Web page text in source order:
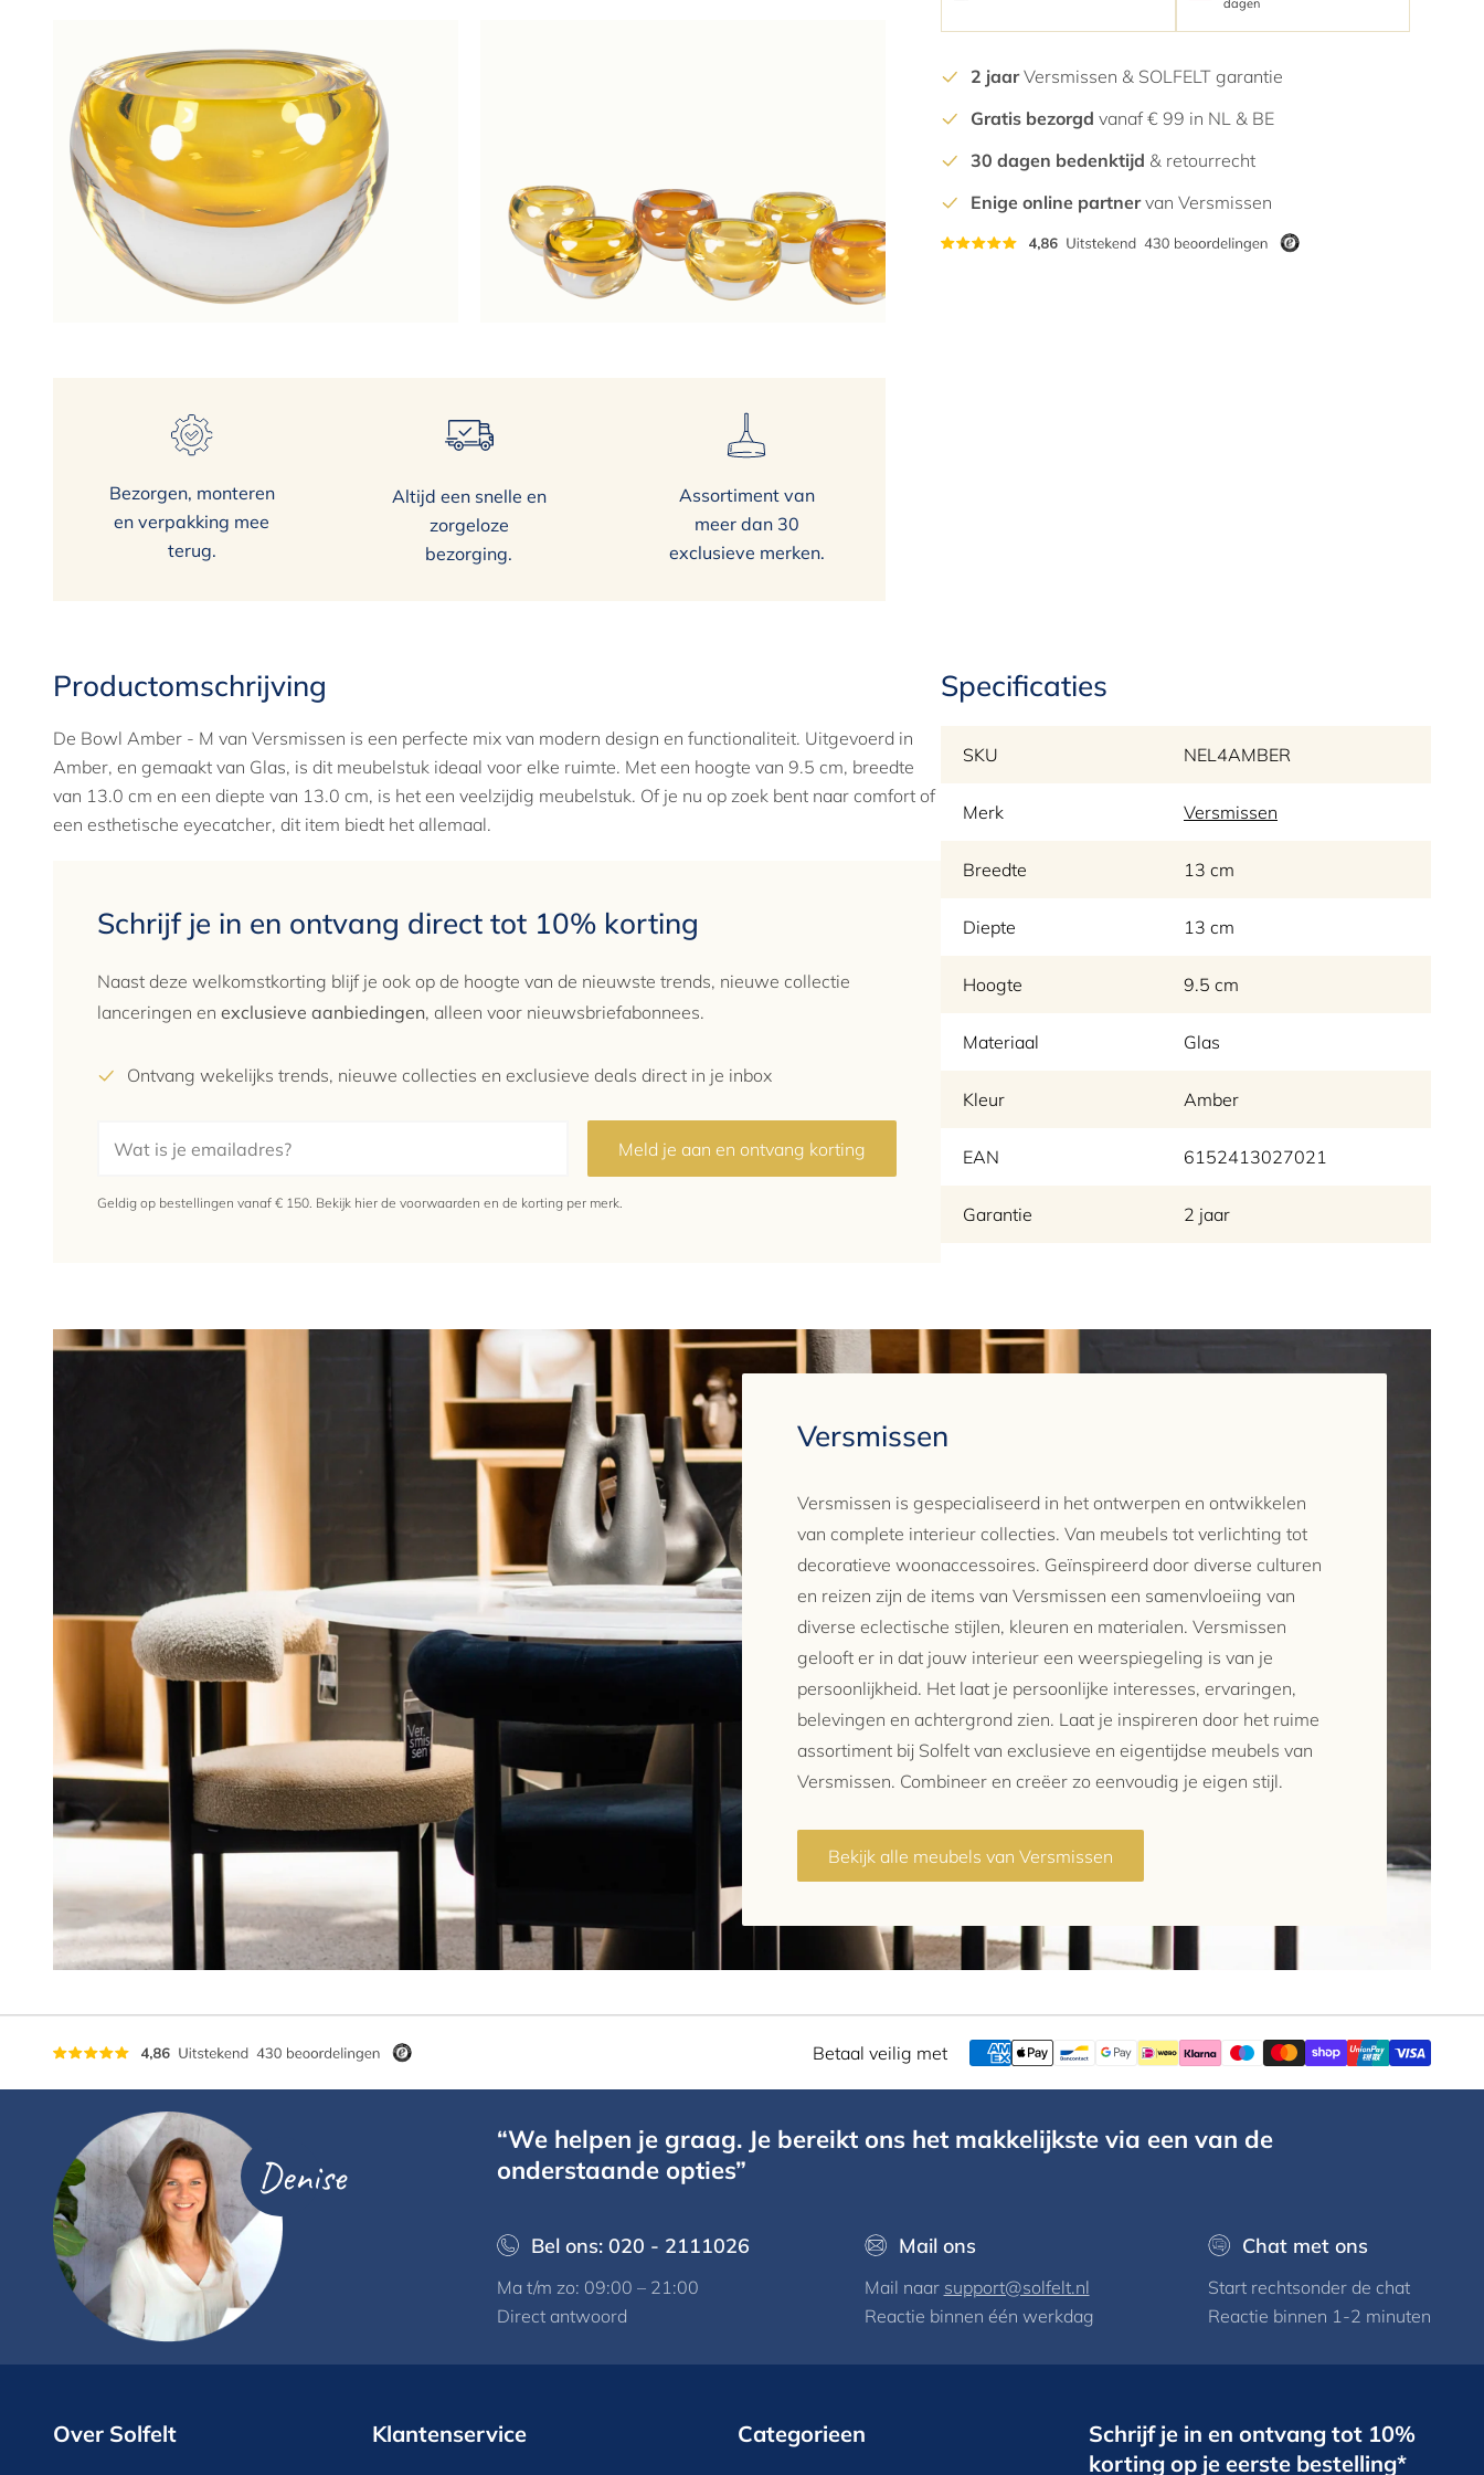
dagen
2 jaarVersmissen & SOLFELT garantie
Gratis bezorgd vanaf € 99 in NL & BE
30 dagen bedenktijd & retourrecht
Enige online partnervan Versmissen
Bezorgen, monteren
en verpakking mee
terug.
Altijd een snelle en
zorgeloze
bezorging.
Assortiment van
meer dan 30
exclusieve merken.
Productomschrijving
De Bowl Amber - M van Versmissen is een perfecte mix van modern design en functionaliteit. Uitgevoerd in
Amber, en gemaakt van Glas, is dit meubelstuk ideaal voor elke ruimte. Met een hoogte van 9.5 cm, breedte
van 13.0 cm en een diepte van 13.0 cm, is het een veelzijdig meubelstuk. Of je nu op zoek bent naar comfort of
een esthetische eyecatcher, dit item biedt het allemaal.
Schrijf je in en ontvang direct tot 10% korting
Naast deze welkomstkorting blijf je ook op de hoogte van de nieuwste trends, nieuwe collectie
lanceringen en exclusieve aanbiedingen, alleen voor nieuwsbriefabonnees.
Ontvang wekelijks trends, nieuwe collecties en exclusieve deals direct in je inbox
Meld je aan en ontvang korting
Geldig op bestellingen vanaf € 150. Bekijk hier de voorwaarden en de korting per merk.
Specificaties
SKU NEL4AMBER
Merk Versmissen
Breedte 13 cm
Diepte 13 cm
Hoogte 9.5 cm
Materiaal Glas
Kleur Amber
EAN 6152413027021
Garantie 2 jaar
Versmissen
Versmissen is gespecialiseerd in het ontwerpen en ontwikkelen
van complete interieur collecties. Van meubels tot verlichting tot
decoratieve woonaccessoires. Geïnspireerd door diverse culturen
en reizen zijn de items van Versmissen een samenvloeiing van
diverse eclectische stijlen, kleuren en materialen. Versmissen
gelooft er in dat jouw interieur een weerspiegeling is van je
persoonlijkheid. Het laat je persoonlijke interesses, ervaringen,
belevingen en achtergrond zien. Laat je inspireren door het ruime
assortiment bij Solfelt van exclusieve en eigentijdse meubels van
Versmissen. Combineer en creëer zo eenvoudig je eigen stijl.
Bekijk alle meubels van Versmissen
Betaal veilig met
Denise
“We helpen je graag. Je bereikt ons het makkelijkste via een van de
onderstaande opties”
Bel ons: 020 - 2111026
Ma t/m zo: 09:00 – 21:00
Direct antwoord
Mail ons
Mail naar support@solfelt.nl
Reactie binnen één werkdag
Chat met ons
Start rechtsonder de chat
Reactie binnen 1-2 minuten
Over Solfelt Klantenservice Categorieen
Schrijf je in en ontvang tot 10%
korting op je eerste bestelling*